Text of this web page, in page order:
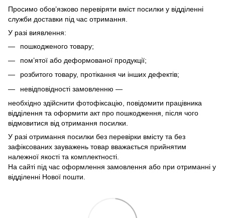
Просимо обов’язково перевіряти вміст посилки у відділенні
служби доставки під час отримання.
У разі виявлення:
пошкодженого товару;
пом’ятої або деформованої продукції;
розбитого товару, протікання чи інших дефектів;
невідповідності замовленню —
необхідно здійснити фотофіксацію, повідомити працівника
відділення та оформити акт про пошкодження, після чого
відмовитися від отримання посилки.
У разі отримання посилки без перевірки вмісту та без
зафіксованих зауважень товар вважається прийнятим
належної якості та комплектності.
На сайті під час оформлення замовлення або при отриманні у
відділенні Нової пошти.